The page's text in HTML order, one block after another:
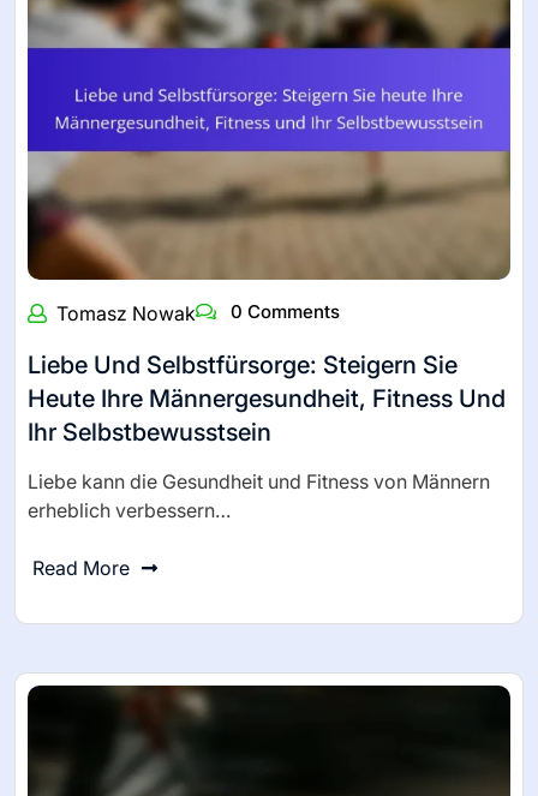
Tomasz Nowak 0 Comments
Liebe Und Selbstfürsorge: Steigern Sie
Heute Ihre Männergesundheit, Fitness Und
Ihr Selbstbewusstsein
Liebe kann die Gesundheit und Fitness von Männern
erheblich verbessern…
Read More